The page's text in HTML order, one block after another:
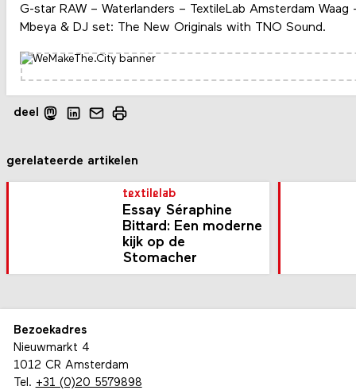
G-star RAW – Waterlanders – TextileLab Amsterdam
Mbeya & DJ set: The New Originals with TNO Sound.
deel
gerelateerde artikelen
textilelab
Essay Séraphine
Bittard: Een moderne
kijk op de
Stomacher
Bezoekadres
Nieuwmarkt 4
1012 CR Amsterdam
Tel. +31 (0)20 5579898